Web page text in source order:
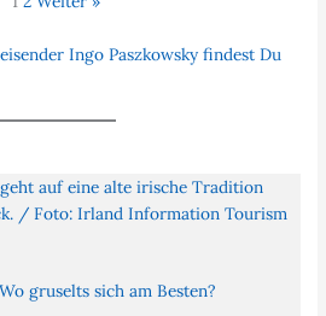
Ingo Paszkowsky findest Du
gruselts sich am Besten?